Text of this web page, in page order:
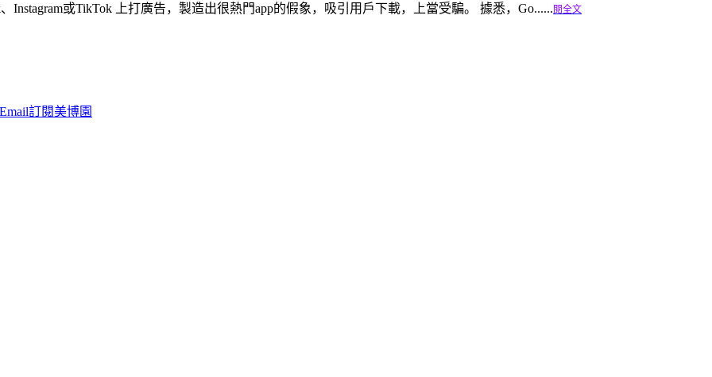
Instagram或TikTok 上打廣告，製造出很熱門app的假象，吸引用戶下載，上當受騙。 據悉，Go...... 閱全文